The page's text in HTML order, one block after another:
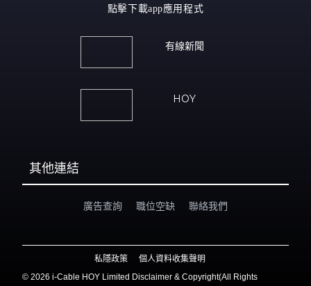
點擊下載app應用程式
有線新聞
HOY
其他連結
廣告查詢 職位空缺 聯絡我們
私隱政策
個人資料收集聲明
© 2026 i-Cable HOY Limited Disclaimer & Copyright(All Rights